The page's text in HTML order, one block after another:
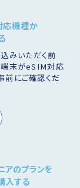
機種か
みいただく前
端末がeSIM対応
前にご確認くだ
アのプランを
入する